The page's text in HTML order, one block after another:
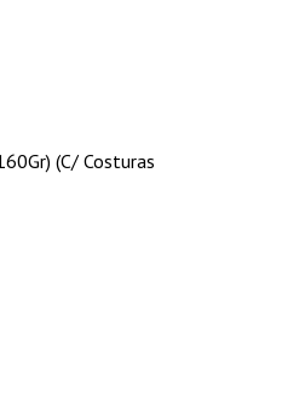
(C/ Costuras